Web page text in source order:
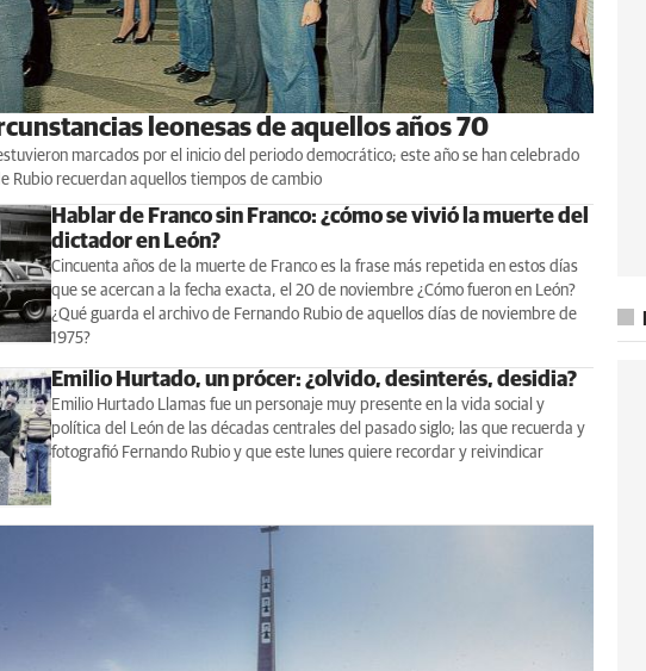
leonesas de aquellos años 70
marcados por el inicio del periodo democrático; este año se han celebrado
Rubio recuerdan aquellos tiempos de cambio
Hablar de Franco sin Franco: ¿cómo se vivió la muerte del
dictador en León?
Cincuenta años de la muerte de Franco es la frase más repetida en estos días
que se acercan a la fecha exacta, el 20 de noviembre ¿Cómo fueron en León?
¿Qué guarda el archivo de Fernando Rubio de aquellos días de noviembre de
1975?
Emilio Hurtado, un prócer: ¿olvido, desinterés, desidia?
Emilio Hurtado Llamas fue un personaje muy presente en la vida social y
política del León de las décadas centrales del pasado siglo; las que recuerda y
fotografió Fernando Rubio y que este lunes quiere recordar y reivindicar